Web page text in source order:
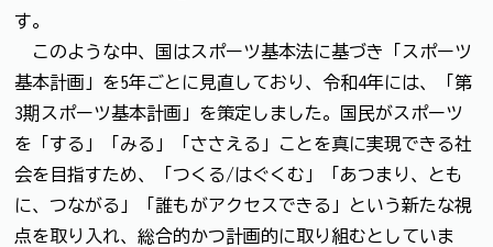
す。
このような中、国はスポーツ基本法に基づき「スポーツ
基本計画」を5年ごとに見直しており、令和4年には、「第
3期スポーツ基本計画」を策定しました。国民がスポーツ
を「する」「みる」「ささえる」ことを真に実現できる社
会を目指すため、「つくる/はぐくむ」「あつまり、とも
に、つながる」「誰もがアクセスできる」という新たな視
点を取り入れ、総合的かつ計画的に取り組むとしていま